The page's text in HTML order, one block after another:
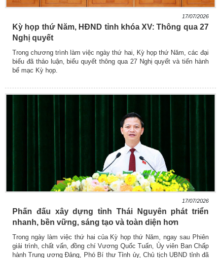
17/07/2026
Kỳ họp thứ Năm, HĐND tỉnh khóa XV: Thông qua 27
Nghị quyết
Trong chương trình làm việc ngày thứ hai, Kỳ họp thứ Năm, các đại
biểu đã thảo luận, biểu quyết thông qua 27 Nghị quyết và tiến hành
bế mạc Kỳ họp.
17/07/2026
Phấn đấu xây dựng tỉnh Thái Nguyên phát triển
nhanh, bền vững, sáng tạo và toàn diện hơn
Trong ngày làm việc thứ hai của Kỳ họp thứ Năm, ngay sau Phiên
giải trình, chất vấn, đồng chí Vương Quốc Tuấn, Ủy viên Ban Chấp
hành Trung ương Đảng, Phó Bí thư Tỉnh ủy, Chủ tịch UBND tỉnh đã